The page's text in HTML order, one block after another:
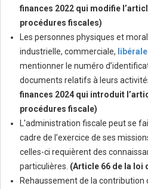
finances 2022 qui modifie
procédures fiscales)
Les personnes physiques et
industrielle, commerciale, libérale
mentionner le numéro
documents relatifs à leurs
finances 2024 qui introduit
procédures fiscale)
L'administration fiscale peut se
cadre de l’exercice de ses
celles-ci requièrent des
particulières. (Article 66 de la loi
Rehaussement de la contribution